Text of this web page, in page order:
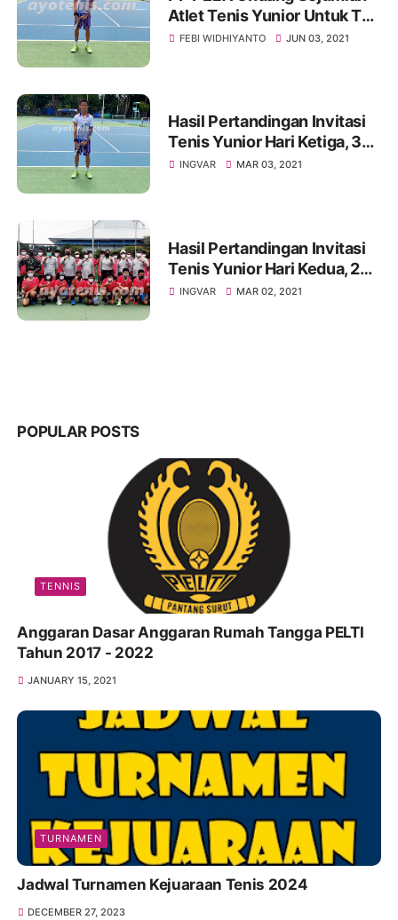
Atlet Tenis Yunior Untuk TC,
Ini Daftar Namanya
FEBI WIDHIYANTO JUN 03, 2021
Hasil Pertandingan Invitasi
Tenis Yunior Hari Ketiga, 3
Maret 2021
INGVAR MAR 03, 2021
Hasil Pertandingan Invitasi
Tenis Yunior Hari Kedua, 2
Maret 2021
INGVAR MAR 02, 2021
POPULAR POSTS
TENNIS
Anggaran Dasar Anggaran Rumah Tangga PELTI
Tahun 2017 - 2022
JANUARY 15, 2021
TURNAMEN
Jadwal Turnamen Kejuaraan Tenis 2024
DECEMBER 27, 2023